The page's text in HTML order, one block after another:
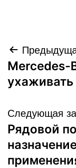
по
Mercedes-
Следующая
Рядовой